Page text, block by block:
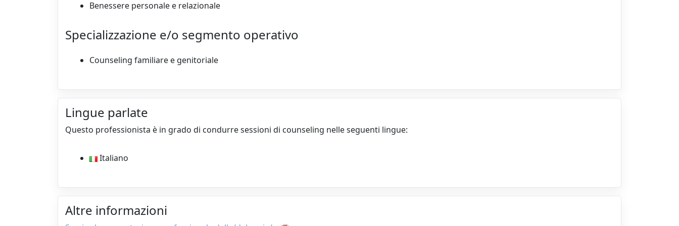
Benessere personale e relazionale
Specializzazione e/o segmento operativo
Counseling familiare e genitoriale
Lingue parlate
Questo professionista è in grado di condurre sessioni di counseling nelle seguenti lingue:
Italiano
Altre informazioni